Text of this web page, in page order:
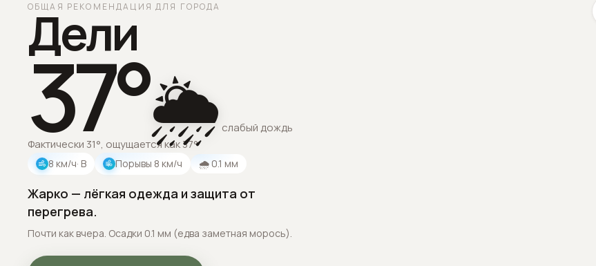
ОБЩАЯ РЕКОМЕНДАЦИЯ ДЛЯ ГОРОДА
Дели
37°🌦️ слабый дождь
Фактически 31°, ощущается как 37°
8 км/ч· В Порывы 8 км/ч 🌧 0.1 мм
Жарко — лёгкая одежда и защита от
перегрева.
Почти как вчера. Осадки 0.1 мм (едва заметная морось).